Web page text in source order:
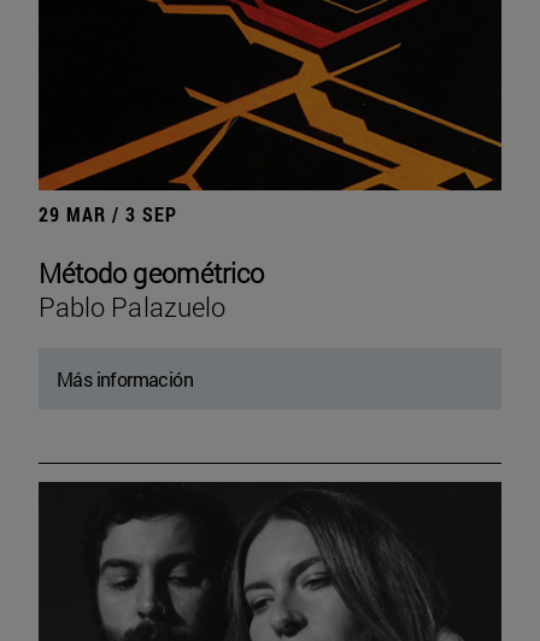
29 MAR / 3 SEP
Método geométrico
Pablo Palazuelo
Más información